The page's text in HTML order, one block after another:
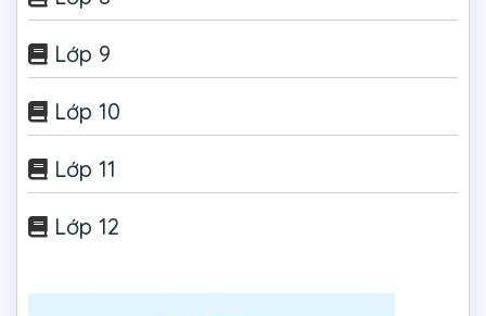
Lớp 9
Lớp 10
Lớp 11
Lớp 12